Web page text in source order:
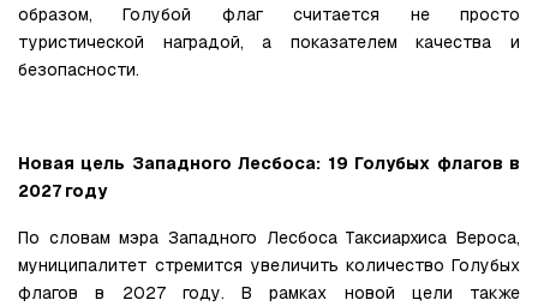
образом, Голубой флаг считается не просто
туристической наградой, а показателем качества и
безопасности.
Новая цель Западного Лесбоса: 19 Голубых флагов в
2027 году
По словам мэра Западного Лесбоса Таксиархиса Вероса,
муниципалитет стремится увеличить количество Голубых
флагов в 2027 году. В рамках новой цели также